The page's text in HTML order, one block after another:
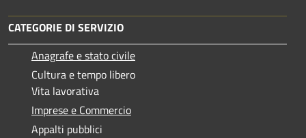
CATEGORIE DI SERVIZIO
Anagrafe e stato civile
Cultura e tempo libero
Vita lavorativa
Imprese e Commercio
Appalti pubblici